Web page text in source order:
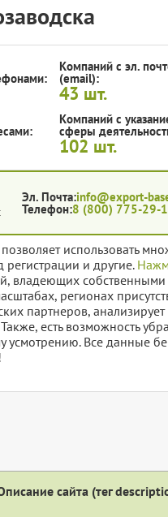
Компаний с эл.
(email):
43 шт.
Компаний с
сферы
102 шт.
Эл. Почта:info@export-
Телефон:8 (800) 775-29-
использовать
и другие.
владеющих собственными
регионах
партнеров,
есть возможность
Все данные
сайта (тег